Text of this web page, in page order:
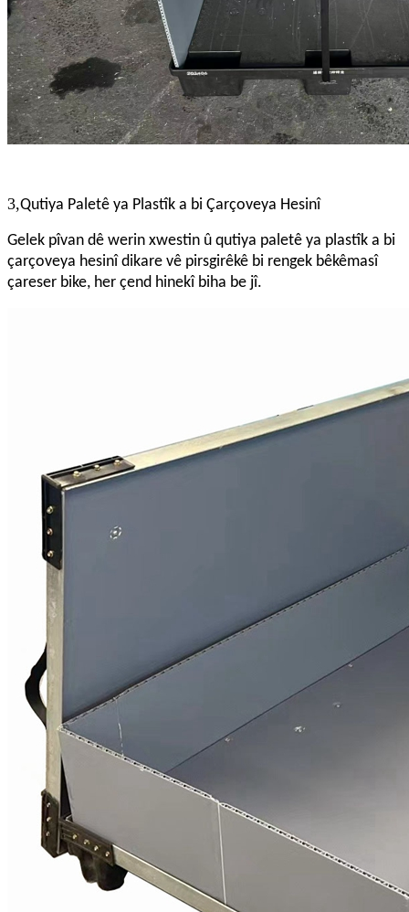
3,Qutiya Paletê ya Plastîk a bi Çarçoveya Hesinî
Gelek pîvan dê werin xwestin û qutiya paletê ya plastîk a bi
çarçoveya hesinî dikare vê pirsgirêkê bi rengek bêkêmasî
çareser bike, her çend hinekî biha be jî.